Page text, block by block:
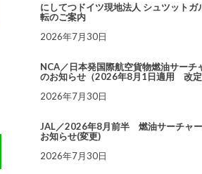
にしてつドイツ現地法人 シュツットガ
転のご案内
2026年7月30日
NCA／日本発国際航空貨物燃油サーチ
のお知らせ（2026年8月1日適用 改定
2026年7月30日
JAL／2026年8月前半 燃油サーチャ
お知らせ(変更)
2026年7月30日